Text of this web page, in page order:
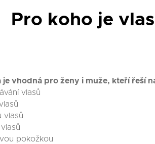
Pro koho je
je vhodná pro ženy i muže, kteří řeší
vlasů
vlasů
pokožkou